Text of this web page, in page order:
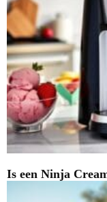
Is een Ninja